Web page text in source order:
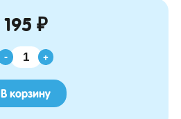
195 ₽
- +
В корзину